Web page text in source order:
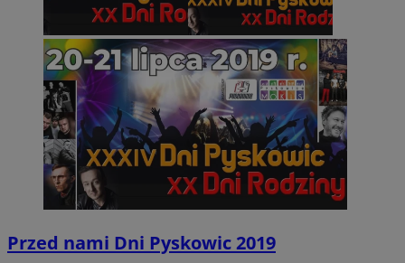
Przed nami Dni Pyskowic 2019